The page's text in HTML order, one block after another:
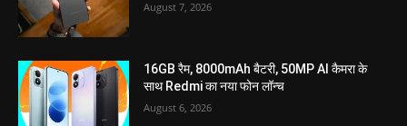
August 7, 2026
16GB रैम, 8000mAh बैटरी, 50MP AI कैमरा के
साथ Redmi का नया फोन लॉन्च
August 6, 2026